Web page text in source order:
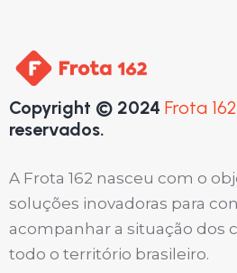
Copyright © 2024 Frota
reservados.
A Frota 162 nasceu com o
soluções inovadoras para
acompanhar a situação dos
todo o território brasileiro.